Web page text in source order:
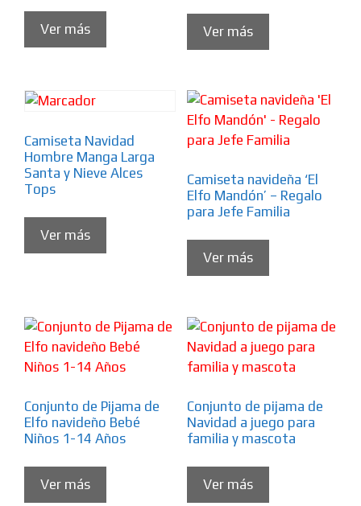
Ver más Ver más
Camiseta Navidad
Hombre Manga Larga
Santa y Nieve Alces
Tops
Ver más
Camiseta navideña ‘El
Elfo Mandón’ – Regalo
para Jefe Familia
Ver más
Conjunto de Pijama de
Elfo navideño Bebé
Niños 1-14 Años
Ver más
Conjunto de pijama de
Navidad a juego para
familia y mascota
Ver más